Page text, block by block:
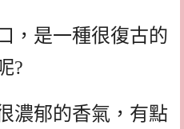
，是一種很復古的
?
濃郁的香氣，有點